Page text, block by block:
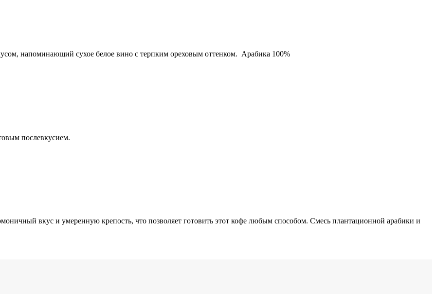
напоминающий сухое белое вино с терпким ореховым оттенком. Арабика 100%
послевкусием.
вкус и умеренную крепость, что позволяет готовить этот кофе любым способом. Смесь плантационной арабики и